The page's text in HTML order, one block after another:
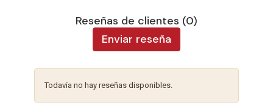
Reseñas de clientes (0)
Enviar reseña
Todavía no hay reseñas disponibles.